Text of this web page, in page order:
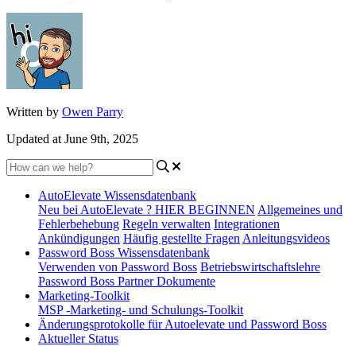
Written by Owen Parry
Updated at June 9th, 2025
AutoElevate Wissensdatenbank
Neu bei AutoElevate ? HIER BEGINNEN Allgemeines und
Fehlerbehebung Regeln verwalten Integrationen
Ankündigungen Häufig gestellte Fragen Anleitungsvideos
Password Boss Wissensdatenbank
Verwenden von Password Boss Betriebswirtschaftslehre
Password Boss Partner Dokumente
Marketing-Toolkit
MSP -Marketing- und Schulungs-Toolkit
Änderungsprotokolle für Autoelevate und Password Boss
Aktueller Status